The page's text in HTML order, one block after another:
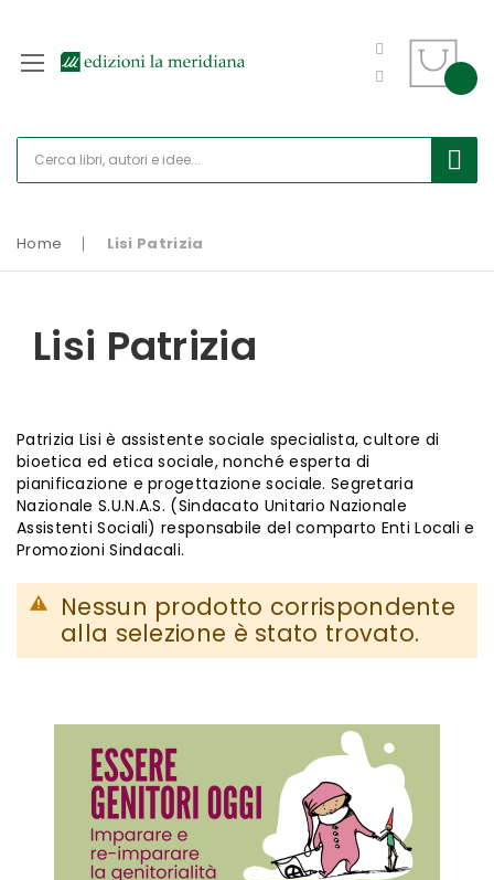
Home Lisi Patrizia
Lisi Patrizia
Patrizia Lisi è assistente sociale specialista, cultore di
bioetica ed etica sociale, nonché esperta di
pianificazione e progettazione sociale. Segretaria
Nazionale S.U.N.A.S. (Sindacato Unitario Nazionale
Assistenti Sociali) responsabile del comparto Enti Locali e
Promozioni Sindacali.
Nessun prodotto corrispondente
alla selezione è stato trovato.